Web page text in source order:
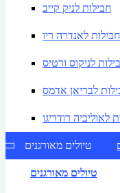
חבילות לניק קייב
חבילות לאנדרה ריו
לניקוס ורטיס
לבריאן אדמס
לאוליביה רודריגו
טיולים מאורגנים
טיולים מאורגנים